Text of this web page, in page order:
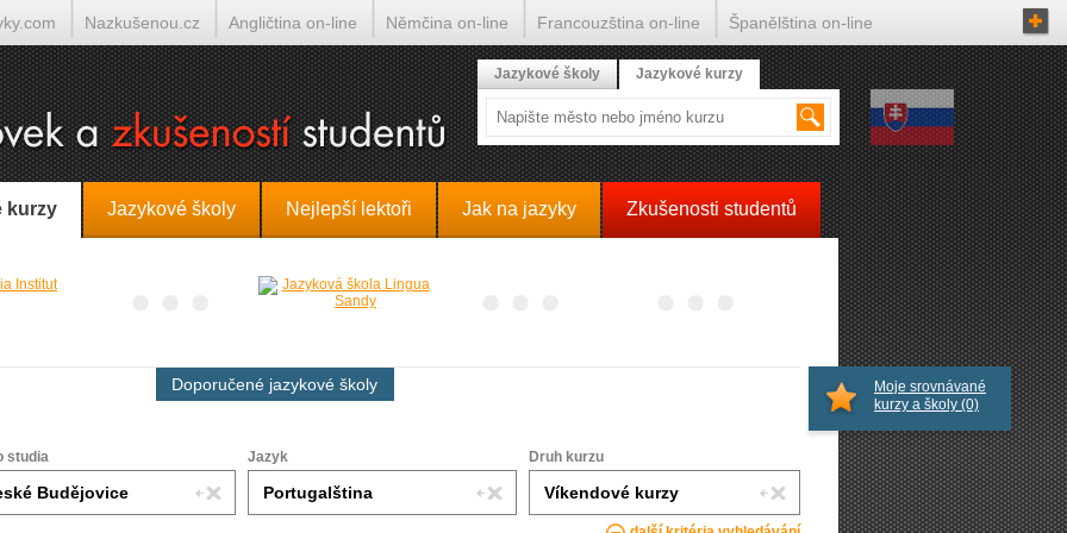
kurzy Jazykové školy Nejlepší lektoři Jak na jazyky Zkušenosti studentů
Doporučené jazykové školy
studia Jazyk Druh kurzu
Moje srovnávané
kurzy a školy (0)
Jazykové školy Jazykové kurzy
Nazkušenou.cz Angličtina on-line Němčina on-line Francouzština on-line Španělština on-line